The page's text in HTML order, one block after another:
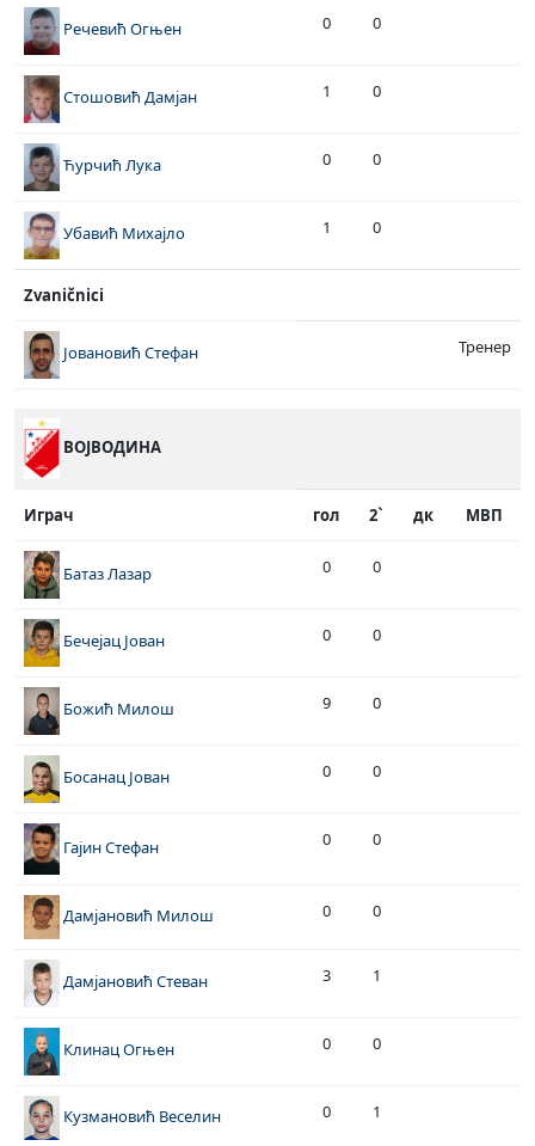
Речевић Огњен 0 0
Стошовић Дамјан 1 0
Ћурчић Лука 0 0
Убавић Михајло 1 0
Zvaničnici
Јовановић Стефан Тренер
ВОЈВОДИНА
Играч гол 2` дк МВП
Батаз Лазар 0 0
Бечејац Јован 0 0
Божић Милош 9 0
Босанац Јован 0 0
Гајин Стефан 0 0
Дамјановић Милош 0 0
Дамјановић Стеван 3 1
Клинац Огњен 0 0
Кузмановић Веселин 0 1